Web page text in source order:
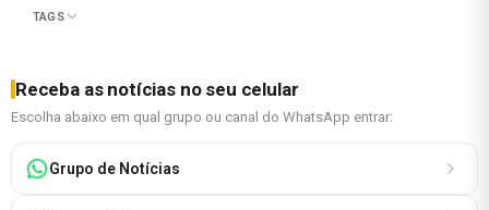
TAGS
Receba as notícias no seu celular
Escolha abaixo em qual grupo ou canal do WhatsApp entrar:
Grupo de Notícias